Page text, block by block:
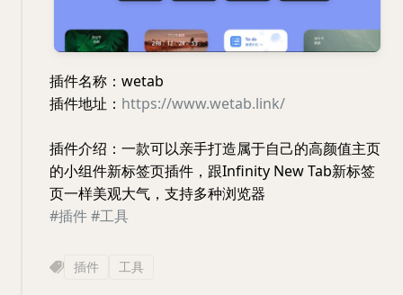
插件名称：wetab
插件地址： https://www.wetab.link/
插件介绍：一款可以亲手打造属于自己的高颜值主页
的小组件新标签页插件，跟Infinity New Tab新标签
页一样美观大气，支持多种浏览器
#插件#工具
插件 工具